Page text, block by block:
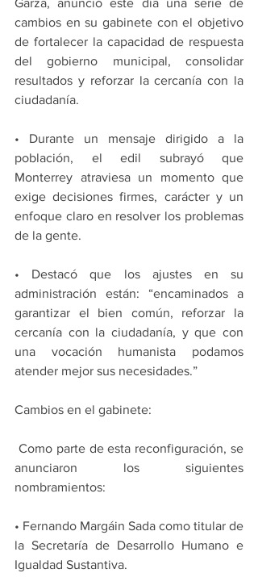
Garza, anunció este día una serie de
cambios en su gabinete con el objetivo
de fortalecer la capacidad de respuesta
del gobierno municipal, consolidar
resultados y reforzar la cercanía con la
ciudadanía.
• Durante un mensaje dirigido a la
población, el edil subrayó que
Monterrey atraviesa un momento que
exige decisiones firmes, carácter y un
enfoque claro en resolver los problemas
de la gente.
• Destacó que los ajustes en su
administración están: “encaminados a
garantizar el bien común, reforzar la
cercanía con la ciudadanía, y que con
una vocación humanista podamos
atender mejor sus necesidades.”
Cambios en el gabinete:
Como parte de esta reconfiguración, se
anunciaron los siguientes
nombramientos:
• Fernando Margáin Sada como titular de
la Secretaría de Desarrollo Humano e
Igualdad Sustantiva.